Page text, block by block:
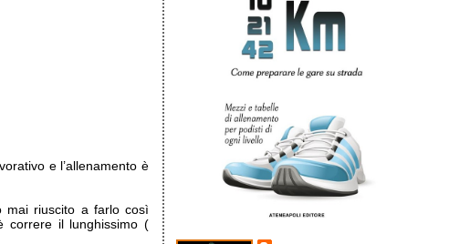
e l’allenamento è
mai riuscito a farlo così
correre il lunghissimo (